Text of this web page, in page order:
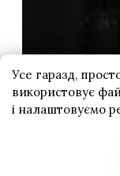
Усе гаразд,
використовує
і налаштовуємо